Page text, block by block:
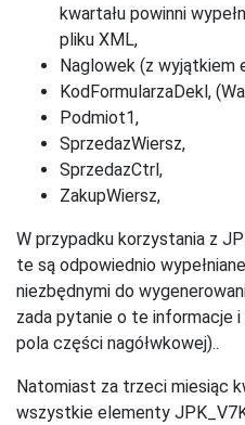
kwartału powinni
pliku XML,
Naglowek (z wyjątkiem
KodFormularzaDekl,
Podmiot1,
SprzedazWiersz,
SprzedazCtrl,
ZakupWiersz,
W przypadku korzystania z
te są odpowiednio
niezbędnymi do
zada pytanie o te informacje
pola części nagółwkowej)..
Natomiast za trzeci miesiąc
wszystkie elementy